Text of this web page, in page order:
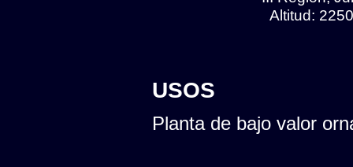
Altitud:
USOS
Planta de bajo valor